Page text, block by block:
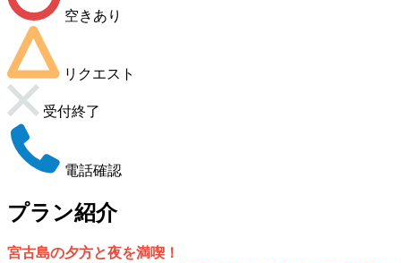
空きあり
リクエスト
受付終了
電話確認
プラン紹介
宮古島の夕方と夜を満喫！